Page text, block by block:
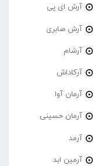
آرش ای پی
آرش صابری
آرشام
آرکاداش
آرمان آوا
آرمان حسینی
آرمد
آرمین ابد